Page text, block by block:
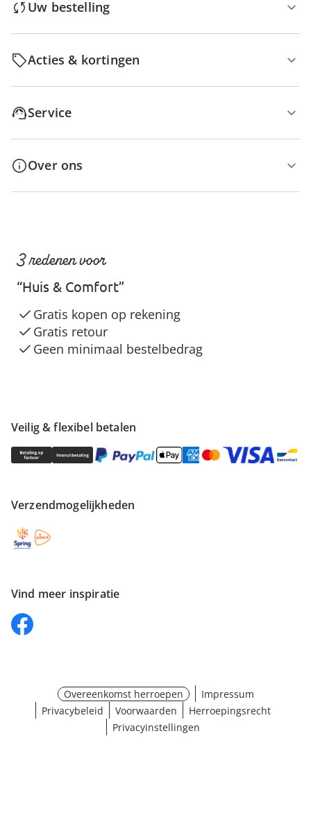
Uw bestelling
Acties & kortingen
Service
Over ons
Veilig & flexibel betalen
Verzendmogelijkheden
Vind meer inspiratie
3 redenen voor
“Huis & Comfort”
Gratis kopen op rekening
Gratis retour
Geen minimaal bestelbedrag
Overeenkomst herroepen
Impressum
Privacybeleid
Voorwaarden
Herroepingsrecht
Privacyinstellingen